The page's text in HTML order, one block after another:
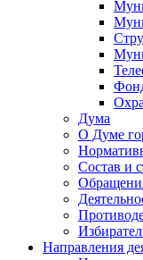
Дума
О Думе
Состав и
Направления